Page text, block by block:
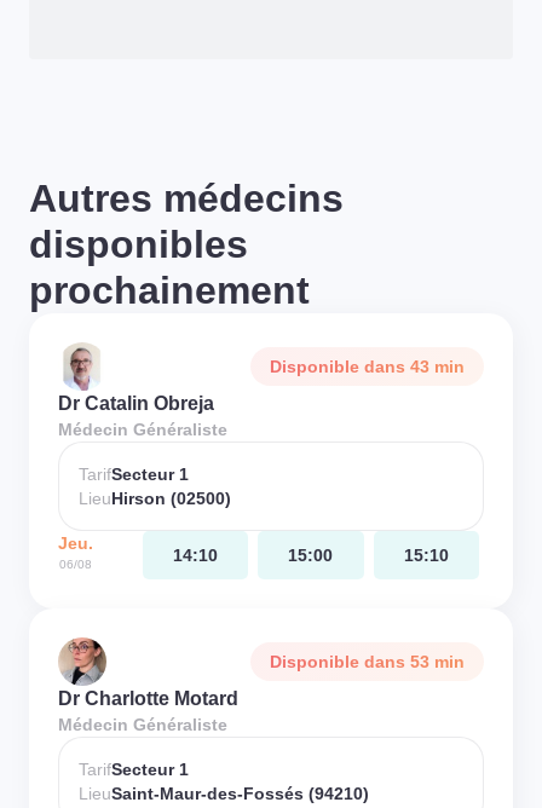
Autres médecins
disponibles
prochainement
Disponible dans 43 min
Dr Catalin Obreja
Médecin Généraliste
TarifSecteur 1
LieuHirson (02500)
Jeu.
06/08 14:10 15:00 15:10
Disponible dans 53 min
Dr Charlotte Motard
Médecin Généraliste
TarifSecteur 1
LieuSaint-Maur-des-Fossés (94210)